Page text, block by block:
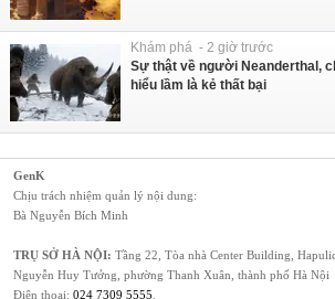
Khám phá - 2 giờ trước
Sự thật về người Neanderthal,
hiểu lầm là kẻ thất bại
GenK
Chịu trách nhiệm quản lý nội dung:
Bà Nguyễn Bích Minh
TRỤ SỞ HÀ NỘI: Tầng 22, Tòa nhà Center Building,
Nguyễn Huy Tưởng, phường Thanh Xuân, thành phố Hà Nội
Điện thoại: 024 7309 5555